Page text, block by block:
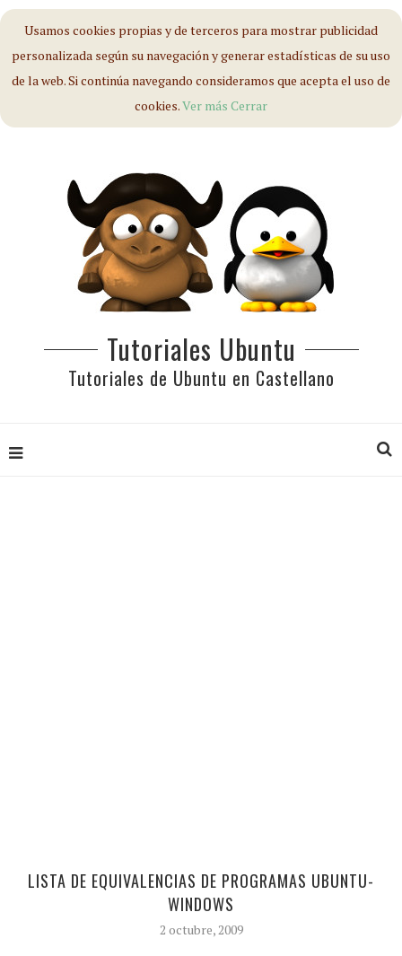
Usamos cookies propias y de terceros para mostrar publicidad
personalizada según su navegación y generar estadísticas de su uso
de la web. Si continúa navegando consideramos que acepta el uso de
cookies.Ver más Cerrar
Tutoriales Ubuntu
Tutoriales de Ubuntu en Castellano
LISTA DE EQUIVALENCIAS DE PROGRAMAS UBUNTU-
WINDOWS
2 octubre, 2009